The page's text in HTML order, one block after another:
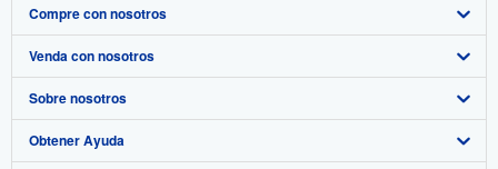
Compre con nosotros
Búsqueda avanzada
Colecciones
Mi cuenta
Venda con nosotros
Comenzar a vender
Únase a nuestro programa de afiliados
Sobre nosotros
Sobre IberLibro
Obtener Ayuda